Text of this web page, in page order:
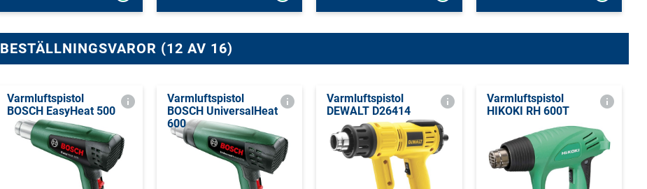
BESTÄLLNINGSVAROR (12 AV 16)
Varmluftspistol
BOSCH EasyHeat 500
Varmluftspistol
BOSCH UniversalHeat
600
Varmluftspistol
DEWALT D26414
Varmluftspistol
HIKOKI RH 600T